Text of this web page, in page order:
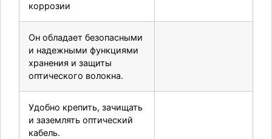
коррозии
Он обладает безопасными
и надежными функциями
хранения и защиты
оптического волокна.
Удобно крепить, зачищать
и заземлять оптический
кабель.